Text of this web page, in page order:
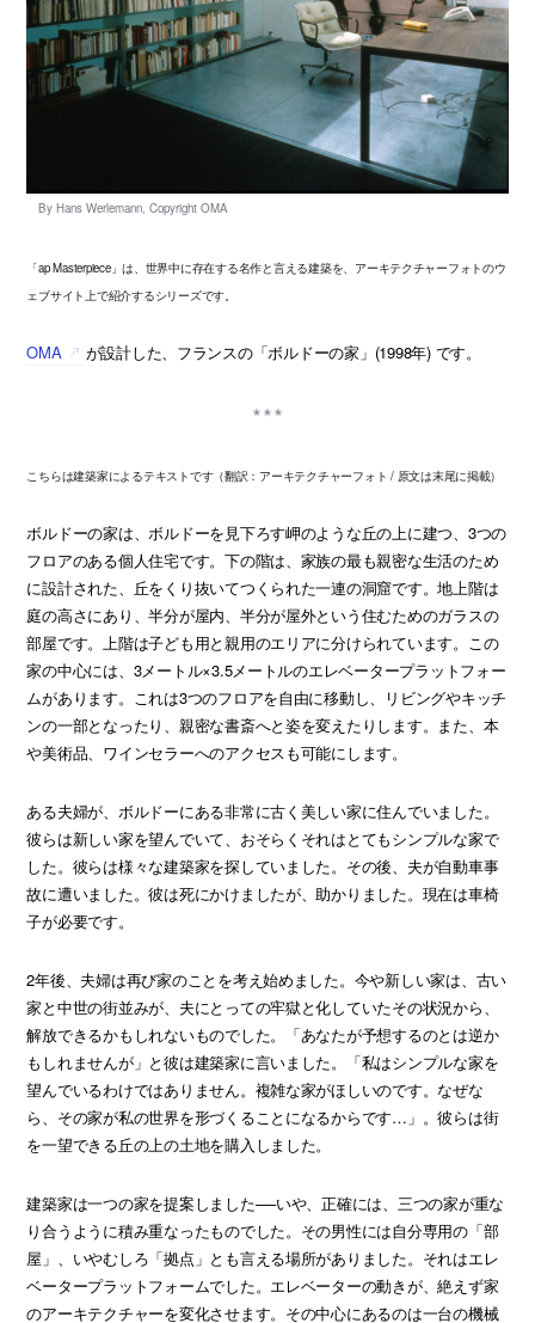
「ap Masterpiece」は、世界中に存在する名作と言える建築を、アーキテクチャーフォトのウ
ェブサイト上で紹介するシリーズです。
OMA が設計した、フランスの「ボルドーの家」(1998年) です。
こちらは建築家によるテキストです（翻訳：アーキテクチャーフォト / 原文は末尾に掲載）
ボルドーの家は、ボルドーを見下ろす岬のような丘の上に建つ、3つの
フロアのある個人住宅です。下の階は、家族の最も親密な生活のため
に設計された、丘をくり抜いてつくられた一連の洞窟です。地上階は
庭の高さにあり、半分が屋内、半分が屋外という住むためのガラスの
部屋です。上階は子ども用と親用のエリアに分けられています。この
家の中心には、3メートル×3.5メートルのエレベータープラットフォー
ムがあります。これは3つのフロアを自由に移動し、リビングやキッチ
ンの一部となったり、親密な書斎へと姿を変えたりします。また、本
や美術品、ワインセラーへのアクセスも可能にします。
ある夫婦が、ボルドーにある非常に古く美しい家に住んでいました。
彼らは新しい家を望んでいて、おそらくそれはとてもシンプルな家で
した。彼らは様々な建築家を探していました。その後、夫が自動車事
故に遭いました。彼は死にかけましたが、助かりました。現在は車椅
子が必要です。
2年後、夫婦は再び家のことを考え始めました。今や新しい家は、古い
家と中世の街並みが、夫にとっての牢獄と化していたその状況から、
解放できるかもしれないものでした。「あなたが予想するのとは逆か
もしれませんが」と彼は建築家に言いました。「私はシンプルな家を
望んでいるわけではありません。複雑な家がほしいのです。なぜな
ら、その家が私の世界を形づくることになるからです…」。彼らは街
を一望できる丘の上の土地を購入しました。
建築家は一つの家を提案しました──いや、正確には、三つの家が重な
り合うように積み重なったものでした。その男性には自分専用の「部
屋」、いやむしろ「拠点」とも言える場所がありました。それはエレ
ベータープラットフォームでした。エレベーターの動きが、絶えず家
のアーキテクチャーを変化させます。その中心にあるのは一台の機械